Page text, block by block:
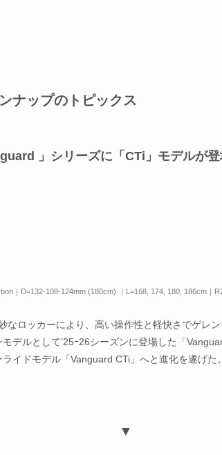
ナップのトピックス
」シリーズに「CTi」モデルが
｜D=132-108-124mm (180cm) ｜L=168, 174, 180, 186cm｜
なロッカーにより、高い操作性と軽快さでゲレ
デルとして’25ｰ26シーズンに登場した「
イドモデル「Vanguard CTi」へと進化を遂げた。
▼